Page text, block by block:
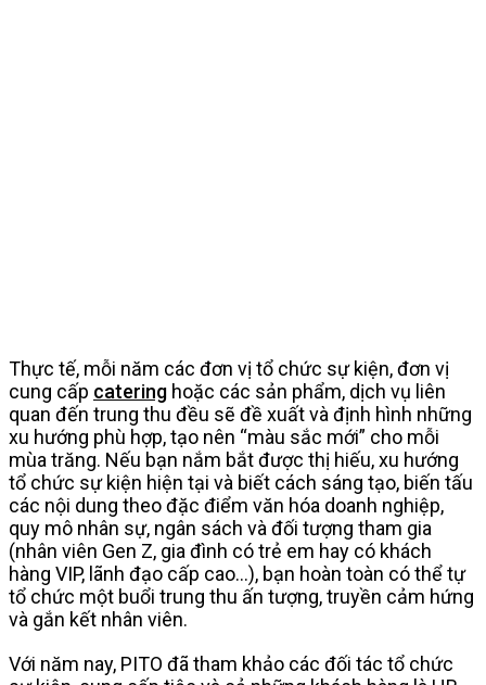
Thực tế, mỗi năm các đơn vị tổ chức sự kiện, đơn vị
cung cấp catering hoặc các sản phẩm, dịch vụ liên
quan đến trung thu đều sẽ đề xuất và định hình những
xu hướng phù hợp, tạo nên “màu sắc mới” cho mỗi
mùa trăng. Nếu bạn nắm bắt được thị hiếu, xu hướng
tổ chức sự kiện hiện tại và biết cách sáng tạo, biến tấu
các nội dung theo đặc điểm văn hóa doanh nghiệp,
quy mô nhân sự, ngân sách và đối tượng tham gia
(nhân viên Gen Z, gia đình có trẻ em hay có khách
hàng VIP, lãnh đạo cấp cao...), bạn hoàn toàn có thể tự
tổ chức một buổi trung thu ấn tượng, truyền cảm hứng
và gắn kết nhân viên.
Với năm nay, PITO đã tham khảo các đối tác tổ chức